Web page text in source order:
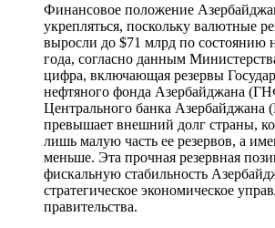
Финансовое положение
укрепляться, поскольку валютные
выросли до $71 млрд по состоянию
года, согласно данным
цифра, включающая резервы
нефтяного фонда Азербайджана
Центрального банка Азербайджана
превышает внешний долг страны,
лишь малую часть ее резервов, а
меньше. Эта прочная резервная
фискальную стабильность
стратегическое экономическое
правительства.